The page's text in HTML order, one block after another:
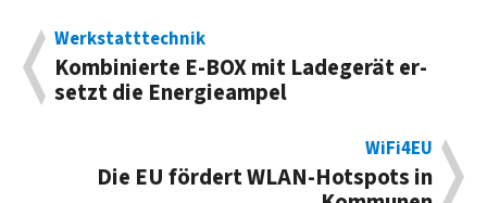
Werkstatttechnik
Kombinierte E-BOX mit Lade­gerät er­
setzt die Energie­ampel
WiFi4EU
Die EU fördert WLAN-Hot­spots in